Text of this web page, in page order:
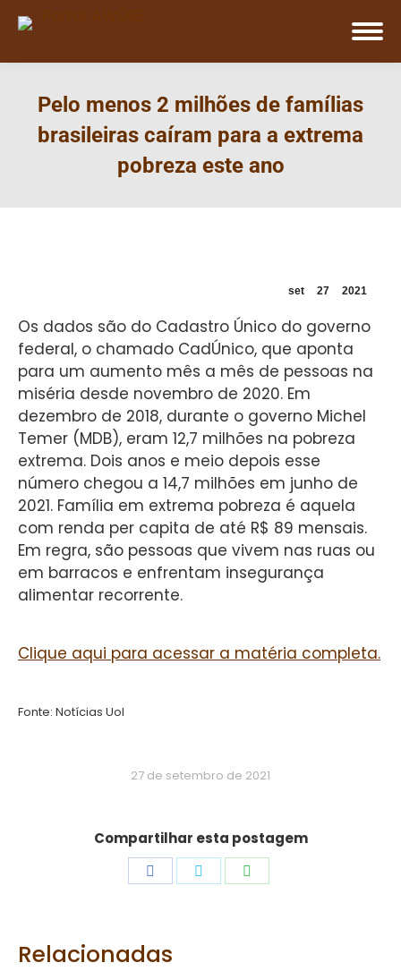
Pelo menos 2 milhões de famílias
brasileiras caíram para a extrema
pobreza este ano
set 27 2021
Os dados são do Cadastro Único do governo
federal, o chamado CadÚnico, que aponta
para um aumento mês a mês de pessoas na
miséria desde novembro de 2020. Em
dezembro de 2018, durante o governo Michel
Temer (MDB), eram 12,7 milhões na pobreza
extrema. Dois anos e meio depois esse
número chegou a 14,7 milhões em junho de
2021. Família em extrema pobreza é aquela
com renda per capita de até R$ 89 mensais.
Em regra, são pessoas que vivem nas ruas ou
em barracos e enfrentam insegurança
alimentar recorrente.
Clique aqui para acessar a matéria completa.
Fonte: Notícias Uol
27 de setembro de 2021
Compartilhar esta postagem
Relacionadas